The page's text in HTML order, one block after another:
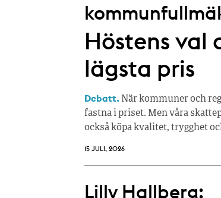
Höstens val
lägsta pris
Debatt. När kommuner och
fastna i priset. Men våra
också köpa kvalitet, trygghet
15 JULI, 2026
Lilly Hallberg: